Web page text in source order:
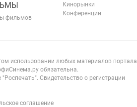
фильмов
Кинорынки
Конференции
использовании любых материалов портала
обязательна.
Свидетельство о регистрации
соглашение